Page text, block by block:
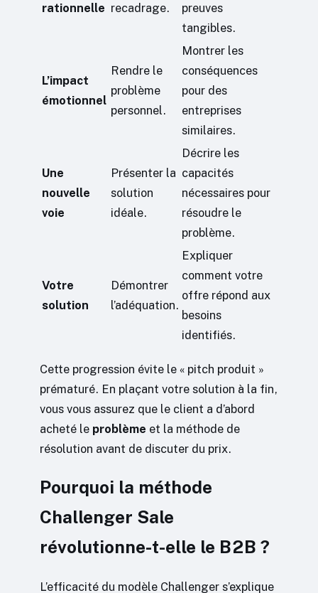
rationnelle recadrage.
preuves
tangibles.
L’impact
émotionnel
Rendre le
problème
personnel.
Montrer les
conséquences
pour des
entreprises
similaires.
Une
nouvelle
voie
Présenter la
solution
idéale.
Décrire les
capacités
nécessaires pour
résoudre le
problème.
Votre
solution
Démontrer
l’adéquation.
Expliquer
comment votre
offre répond aux
besoins
identifiés.
Cette progression évite le « pitch produit »
prématuré. En plaçant votre solution à la fin,
vous vous assurez que le client a d’abord
acheté le problème et la méthode de
résolution avant de discuter du prix.
Pourquoi la méthode
Challenger Sale
révolutionne-t-elle le B2B ?
L’efficacité du modèle Challenger s’explique